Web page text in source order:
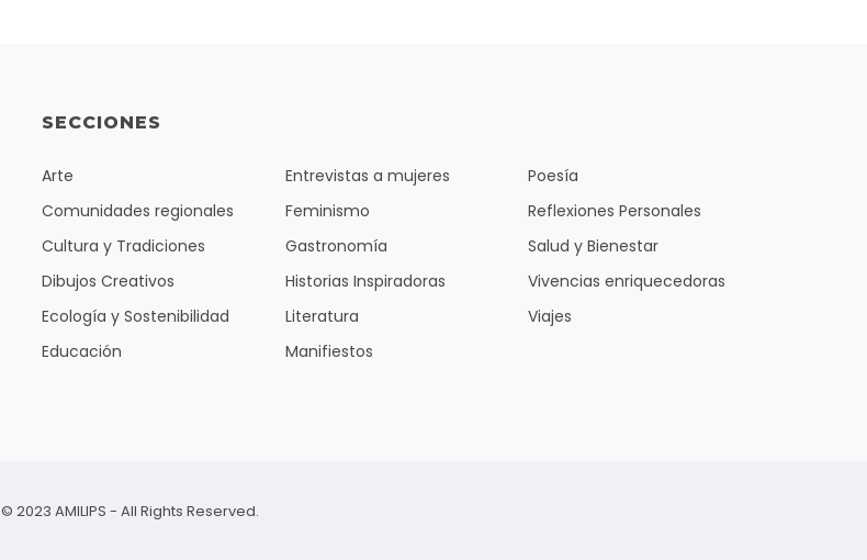
SECCIONES
Arte
Comunidades regionales
Cultura y Tradiciones
Dibujos Creativos
Ecología y Sostenibilidad
Educación
Entrevistas a mujeres
Feminismo
Gastronomía
Historias Inspiradoras
Literatura
Manifiestos
Poesía
Reflexiones Personales
Salud y Bienestar
Vivencias enriquecedoras
Viajes
© 2023 AMILIPS - All Rights Reserved.